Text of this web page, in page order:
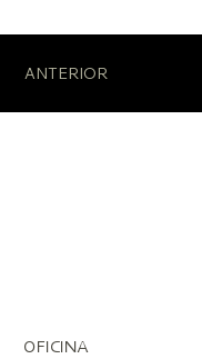
ANTERIOR
OFICINA